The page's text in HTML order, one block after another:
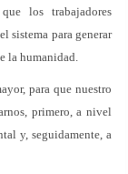
los trabajadores
sistema para generar
la humanidad.
para que nuestro
primero, a nivel
y, seguidamente, a